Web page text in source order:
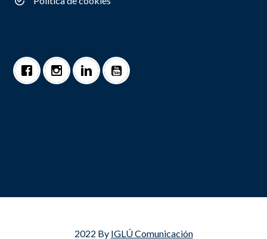
2022 By IGLÚ Comunicación